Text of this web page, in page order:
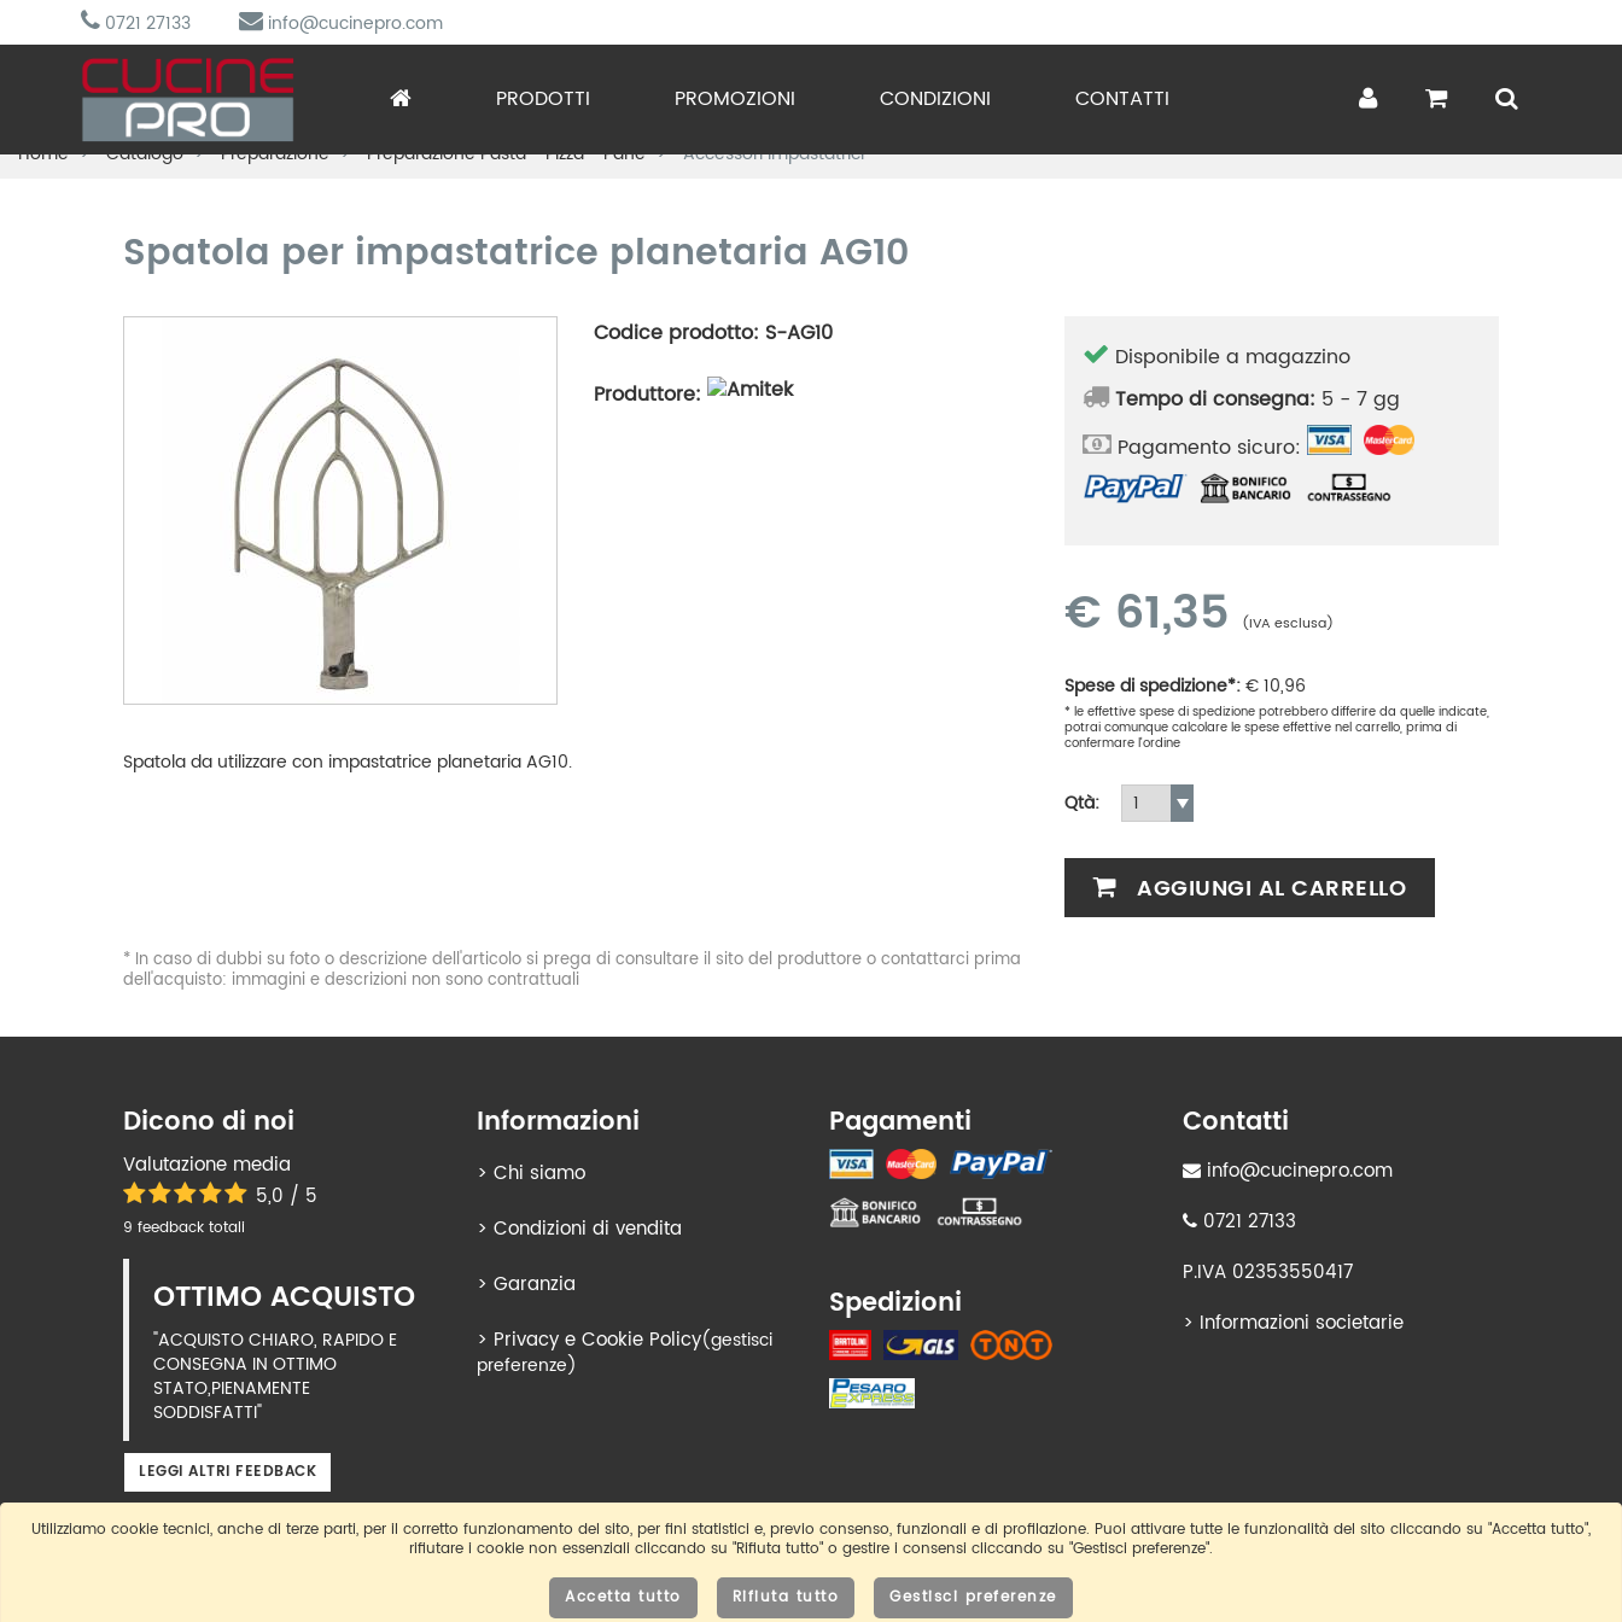
0721 27133 info@cucinepro.com
PRODOTTI
Arredo Inox
Preparazione
PROMOZIONI CONDIZIONI CONTATTI
Home Catalogo Preparazione Preparazione Pasta - Pizza - Pane Accessori Impastatrici
Spatola per impastatrice planetaria AG10
Codice prodotto: S-AG10
Produttore:
Spatola da utilizzare con impastatrice planetaria AG10.
* In caso di dubbi su foto o descrizione dell'articolo si prega di consultare il sito del produttore o contattarci prima
dell'acquisto: immagini e descrizioni non sono contrattuali
Disponibile a magazzino
Tempo di consegna: 5 - 7 gg
Pagamento sicuro:
€ 61,35 (IVA esclusa)
Spese di spedizione*:€10,96
* le effettive spese di spedizione potrebbero differire da quelle indicate,
potrai comunque calcolare le spese effettive nel carrello, prima di
confermare l'ordine
Qtà:
AGGIUNGI AL CARRELLO
Dicono di noi
Valutazione media
5,0 / 5
9 feedback totali
OTTIMO ACQUISTO
"ACQUISTO CHIARO, RAPIDO E
CONSEGNA IN OTTIMO
STATO,PIENAMENTE
SODDISFATTI"
LEGGI ALTRI FEEDBACK
Informazioni
> Chi siamo
> Condizioni di vendita
> Garanzia
> Privacy e Cookie Policy(gestisci
preferenze)
Pagamenti
Spedizioni
Contatti
info@cucinepro.com
0721 27133
P.IVA 02353550417
> Informazioni societarie
© Artistiko Web Agency
Utilizziamo cookie tecnici, anche di terze parti, per il corretto funzionamento del sito, per fini statistici e, previo consenso, funzionali e di profilazione. Puoi attivare tutte le funzionalità del sito cliccando su "Accetta tutto",
rifiutare i cookie non essenziali cliccando su "Rifiuta tutto" o gestire i consensi cliccando su "Gestisci preferenze".
Accetta tutto Rifiuta tutto Gestisci preferenze